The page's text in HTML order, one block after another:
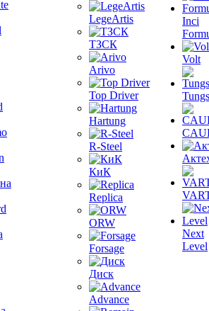
LegeArtis
ТЗСК
Arivo
Top Driver
Hartung
R-Steel
КиК
Replica
ORW
Forsage
Диск
Advance
Inci
Volt
Next
Level